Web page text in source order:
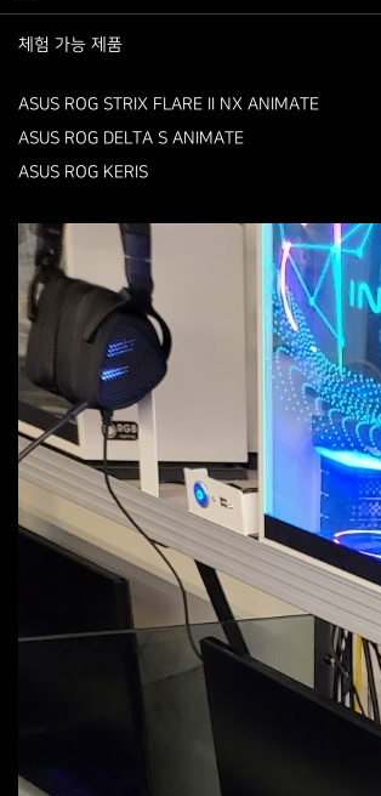
체험 가능 제품
ASUS ROG STRIX FLARE II NX ANIMATE
ASUS ROG DELTA S ANIMATE
ASUS ROG KERIS​